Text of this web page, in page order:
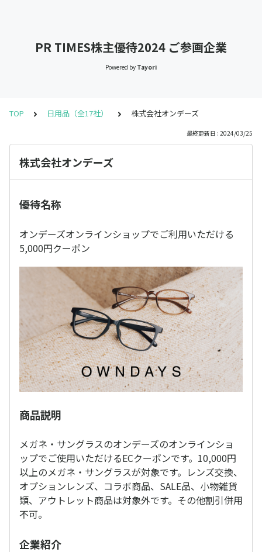
PR TIMES株主優待2024 ご参画企業
Powered by Tayori
TOP 日用品（全17社） 株式会社オンデーズ
最終更新日 : 2024/03/25
株式会社オンデーズ
優待名称
オンデーズオンラインショップでご利用いただける
5,000円クーポン
商品説明
メガネ・サングラスのオンデーズのオンラインショ
ップでご使用いただけるECクーポンです。10,000円
以上のメガネ・サングラスが対象です。レンズ交換、
オプションレンズ、コラボ商品、SALE品、小物雑貨
類、アウトレット商品は対象外です。その他割引併用
不可。
企業紹介